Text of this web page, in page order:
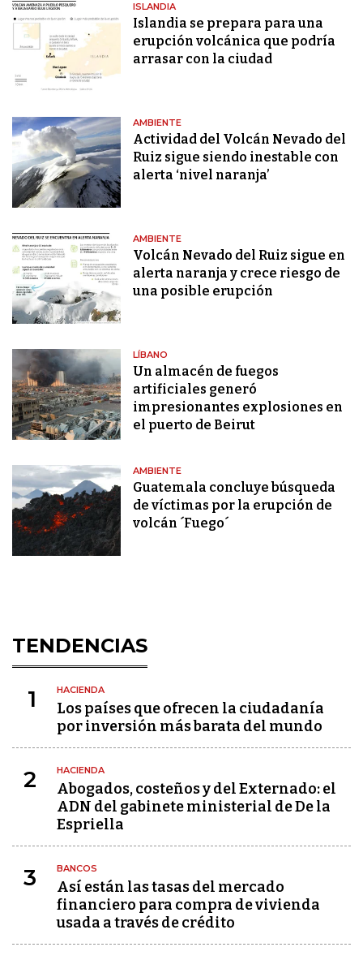
ISLANDIA
Islandia se prepara para una
erupción volcánica que podría
arrasar con la ciudad
AMBIENTE
Actividad del Volcán Nevado del
Ruiz sigue siendo inestable con
alerta ‘nivel naranja’
AMBIENTE
Volcán Nevado del Ruiz sigue en
alerta naranja y crece riesgo de
una posible erupción
LÍBANO
Un almacén de fuegos
artificiales generó
impresionantes explosiones en
el puerto de Beirut
AMBIENTE
Guatemala concluye búsqueda
de víctimas por la erupción de
volcán ´Fuego´
TENDENCIAS
1 HACIENDA
Los países que ofrecen la ciudadanía
por inversión más barata del mundo
2 HACIENDA
Abogados, costeños y del Externado: el
ADN del gabinete ministerial de De la
Espriella
3 BANCOS
Así están las tasas del mercado
financiero para compra de vivienda
usada a través de crédito